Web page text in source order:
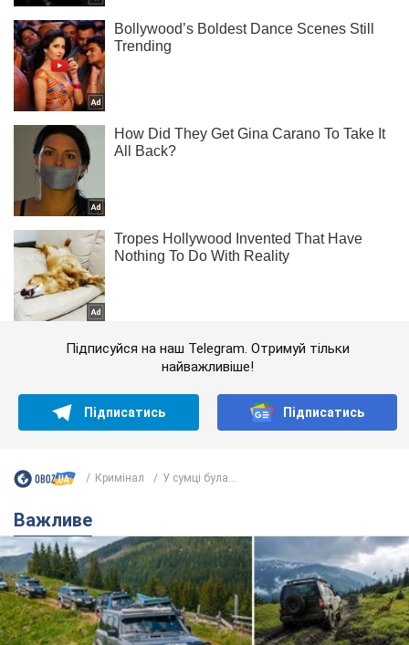
Підписуйся на наш Telegram. Отримуй тільки
найважливіше!
Підписатись Підписатись
Кримінал У сумці була...
Важливе